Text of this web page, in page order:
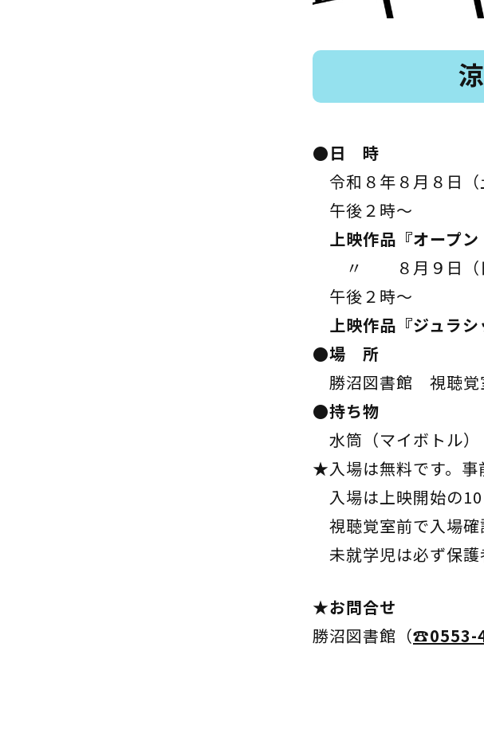
●日 時
令和８年８月８日（
午後２時～
上映作品『オープン
〃 ８月９日（
午後２時～
上映作品『ジュラシ
●場 所
勝沼図書館 視聴覚
●持ち物
水筒（マイボトル）
★入場は無料です。事
入場は上映開始の10
視聴覚室前で入場確
未就学児は必ず保護
★お問合せ
勝沼図書館（☎0553-